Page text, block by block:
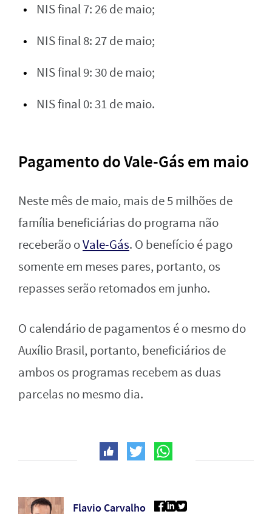
NIS final 7: 26 de maio;
NIS final 8: 27 de maio;
NIS final 9: 30 de maio;
NIS final 0: 31 de maio.
Pagamento do Vale-Gás em maio
Neste mês de maio, mais de 5 milhões de
família beneficiárias do programa não
receberão oVale-Gás. O benefício é pago
somente em meses pares, portanto, os
repasses serão retomados em junho.
O calendário de pagamentos é o mesmo do
Auxílio Brasil, portanto, beneficiários de
ambos os programas recebem as duas
parcelas no mesmo dia.
Flavio Carvalho